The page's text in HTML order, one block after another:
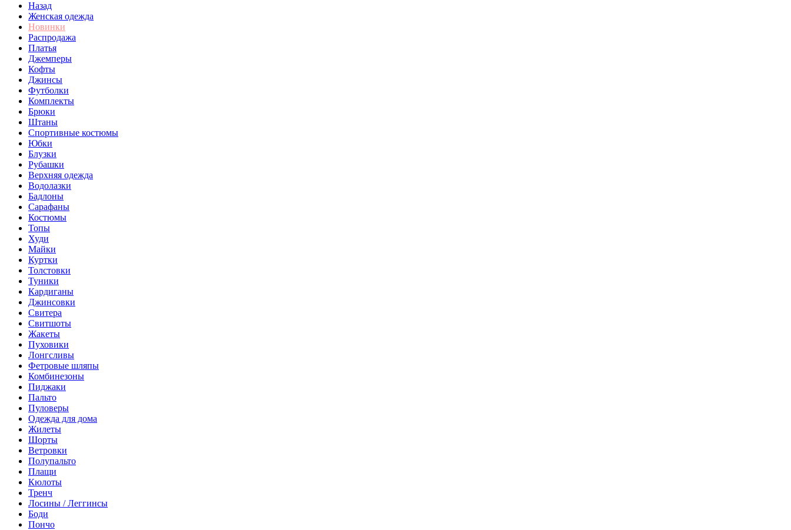
Назад
Женская одежда
Новинки
Распродажа
Платья
Джемперы
Кофты
Джинсы
Футболки
Комплекты
Брюки
Штаны
Спортивные костюмы
Юбки
Блузки
Рубашки
Верхняя одежда
Водолазки
Бадлоны
Сарафаны
Костюмы
Топы
Худи
Майки
Куртки
Толстовки
Туники
Кардиганы
Джинсовки
Свитера
Свитшоты
Жакеты
Пуховики
Лонгсливы
Фетровые шляпы
Комбинезоны
Пиджаки
Пальто
Пуловеры
Одежда для дома
Жилеты
Шорты
Ветровки
Полупальто
Плащи
Кюлоты
Тренч
Лосины / Леггинсы
Боди
Пончо